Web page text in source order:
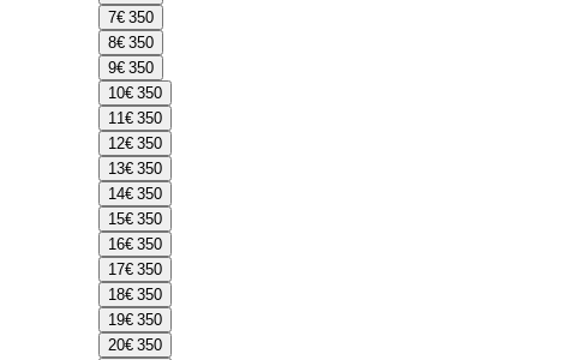
7€ 350
8€ 350
9€ 350
10€ 350
11€ 350
12€ 350
13€ 350
14€ 350
15€ 350
16€ 350
17€ 350
18€ 350
19€ 350
20€ 350